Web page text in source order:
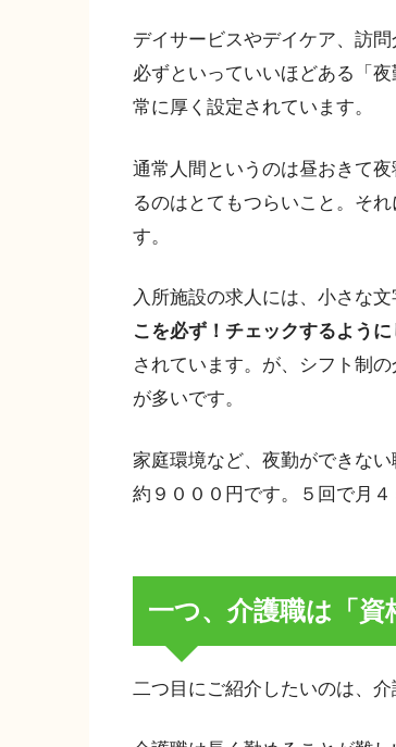
デイサービスやデイケア、訪
必ずといっていいほどある「
常に厚く設定されています。
通常人間というのは昼おきて
るのはとてもつらいこと。そ
す。
入所施設の求人には、小さな
こを必ず！チェックするよう
されています。が、シフト制
が多いです。
家庭環境など、夜勤ができな
約９０００円です。５回で月
一つ、介護職は「資
二つ目にご紹介したいのは、